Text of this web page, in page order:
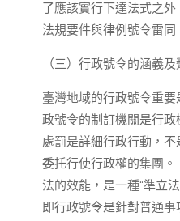
了應該實行下達法式之
法規要件與律例號令雷同
（三）行政號令的涵義及
臺灣地域的行政號令重
政號令的制訂機關是行
處罰是詳細行政行動，
委托行使行政權的集團。
法的效能，是一種“準立
即行政號令是針對普通